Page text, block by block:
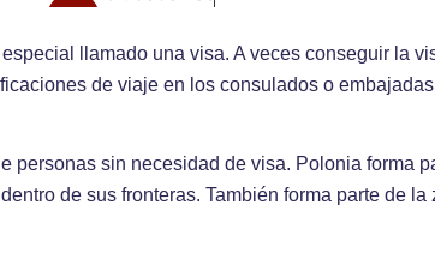
llamado una visa. A veces conseguir la
de viaje en los consulados o
personas sin necesidad de visa. Polonia forma
de sus fronteras. También forma parte de